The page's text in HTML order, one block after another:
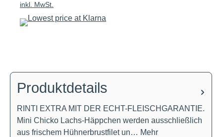
inkl. MwSt.
Produktdetails
RINTI EXTRA MIT DER ECHT-FLEISCHGARANTIE.
Mini Chicko Lachs-Häppchen werden ausschließlich
aus frischem Hühnerbrustfilet un… Mehr